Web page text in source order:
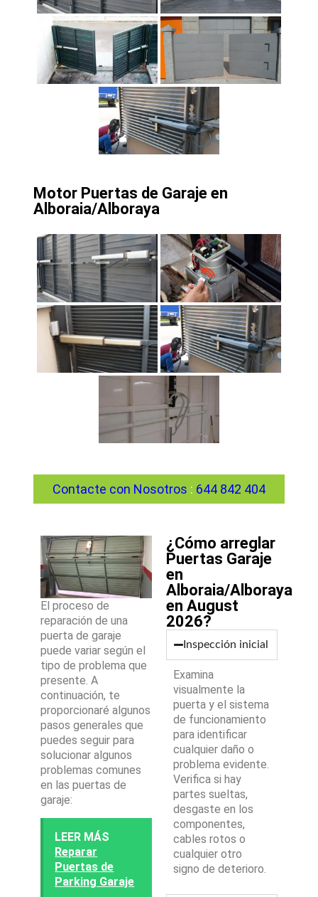
Motor Puertas de Garaje en
Alboraia/Alboraya
Contacte con Nosotros : 644 842 404
El proceso de
reparación de una
puerta de garaje
puede variar según el
tipo de problema que
presente. A
continuación, te
proporcionaré algunos
pasos generales que
puedes seguir para
solucionar algunos
problemas comunes
en las puertas de
garaje:
LEER MÁS
Reparar
Puertas de
Parking Garaje
¿Cómo arreglar
Puertas Garaje
en
Alboraia/Alboraya
en August
2026?
Inspección inicial
Examina
visualmente la
puerta y el sistema
de funcionamiento
para identificar
cualquier daño o
problema evidente.
Verifica si hay
partes sueltas,
desgaste en los
componentes,
cables rotos o
cualquier otro
signo de deterioro.